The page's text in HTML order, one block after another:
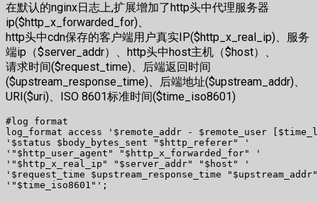
在默认的nginx日志上,扩展增加了http头中代理服务器
ip($http_x_forwarded_for)、
http头中cdn保存的客户端用户真实IP($http_x_real_ip)、服务
端ip（$server_addr）、http头中host主机（$host）、
请求时间($request_time)、后端返回时间
($upstream_response_time)、后端地址($upstream_addr)、
URI($uri)、ISO 8601标准时间($time_iso8601)
#log format
log_format access '$remote_addr - $remote_user
'$status $body_bytes_sent "$http_referer" '
'"$http_user_agent" "$http_x_forwarded_for" '
'"$http_x_real_ip" "$server_addr" "$host" '
'$request_time $upstream_response_time